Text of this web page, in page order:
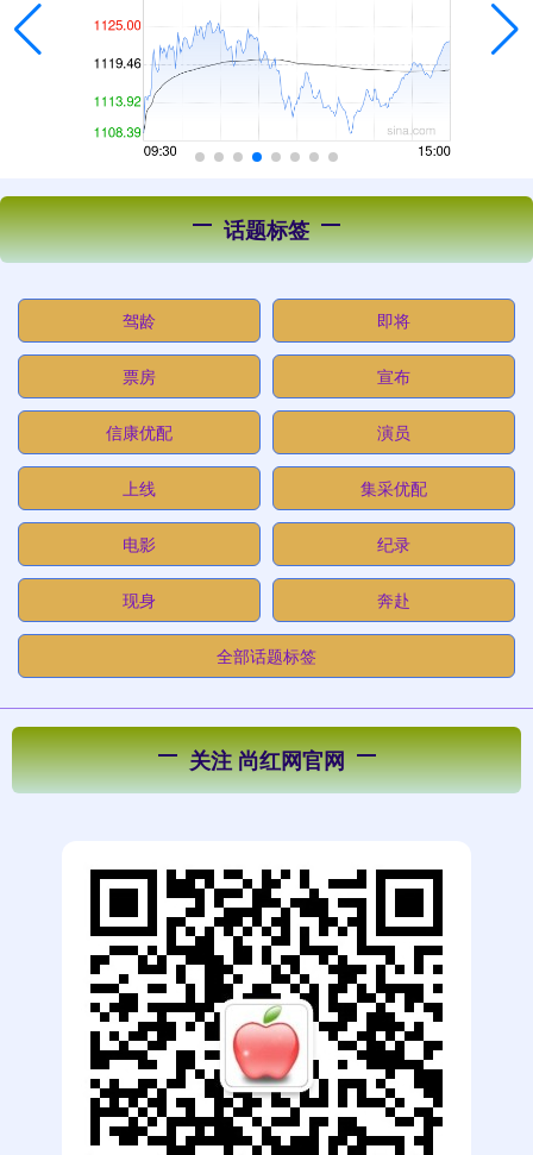
话题标签
驾龄 即将
票房 宣布
信康优配 演员
上线 集采优配
电影 纪录
现身 奔赴
全部话题标签
关注 尚红网官网